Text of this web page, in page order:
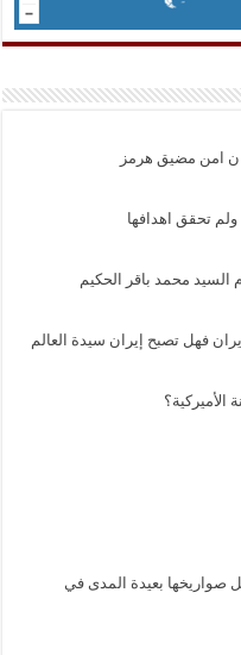
امن مضيق هرمز
تحقق اهدافها
السيد محمد باقر الحكيم
فهل تصبح إيران سيدة العالم
صواريخها بعيدة المدى في